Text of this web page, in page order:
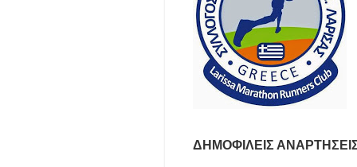
ΔΗΜΟΦΙΛΕΙΣ